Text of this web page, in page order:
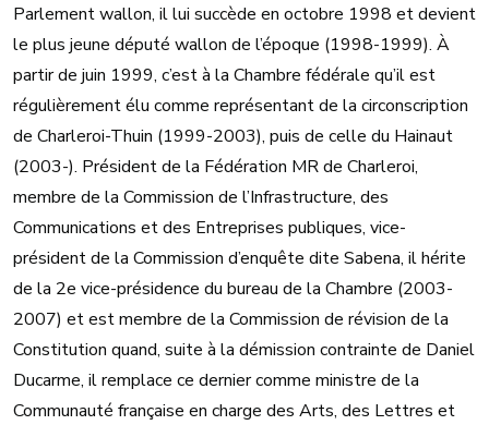
Parlement wallon, il lui succède en octobre 1998 et devient
le plus jeune député wallon de l’époque (1998-1999). À
partir de juin 1999, c’est à la Chambre fédérale qu’il est
régulièrement élu comme représentant de la circonscription
de Charleroi-Thuin (1999-2003), puis de celle du Hainaut
(2003-). Président de la Fédération MR de Charleroi,
membre de la Commission de l’Infrastructure, des
Communications et des Entreprises publiques, vice-
président de la Commission d’enquête dite Sabena, il hérite
de la 2e vice-présidence du bureau de la Chambre (2003-
2007) et est membre de la Commission de révision de la
Constitution quand, suite à la démission contrainte de Daniel
Ducarme, il remplace ce dernier comme ministre de la
Communauté française en charge des Arts, des Lettres et